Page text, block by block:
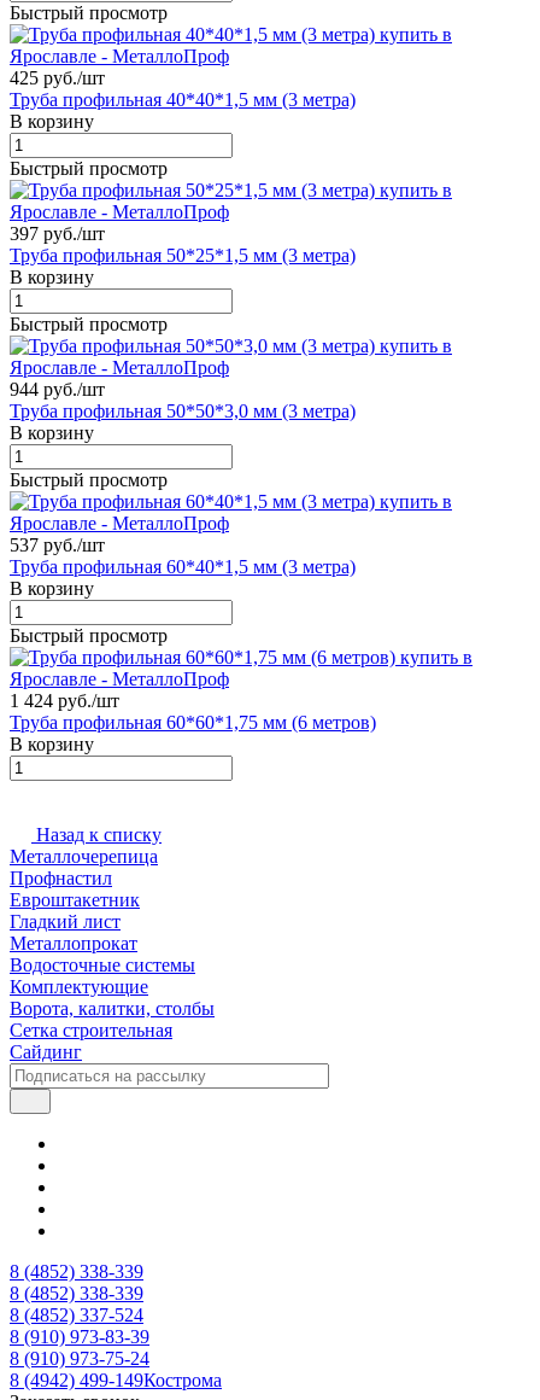
Быстрый просмотр
425 руб./шт
Труба профильная 40*40*1,5 мм (3 метра)
В корзину
Быстрый просмотр
397 руб./шт
Труба профильная 50*25*1,5 мм (3 метра)
В корзину
Быстрый просмотр
944 руб./шт
Труба профильная 50*50*3,0 мм (3 метра)
В корзину
Быстрый просмотр
537 руб./шт
Труба профильная 60*40*1,5 мм (3 метра)
В корзину
Быстрый просмотр
1 424 руб./шт
Труба профильная 60*60*1,75 мм (6 метров)
В корзину
Назад к списку
Металлочерепица
Профнастил
Евроштакетник
Гладкий лист
Металлопрокат
Водосточные системы
Комплектующие
Ворота, калитки, столбы
Сетка строительная
Сайдинг
8 (4852) 338-339
8 (4852) 338-339
8 (4852) 337-524
8 (910) 973-83-39
8 (910) 973-75-24
8 (4942) 499-149Кострома